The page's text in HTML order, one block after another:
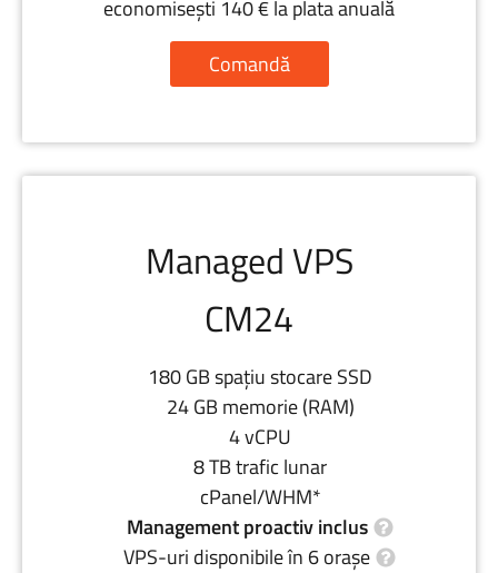
economisești 140 € la plata anuală
Comandă
Managed VPS
CM24
180 GB spațiu stocare SSD
24 GB memorie (RAM)
4 vCPU
8 TB trafic lunar
cPanel/WHM*
Management proactiv inclus
VPS-uri disponibile în 6 orașe